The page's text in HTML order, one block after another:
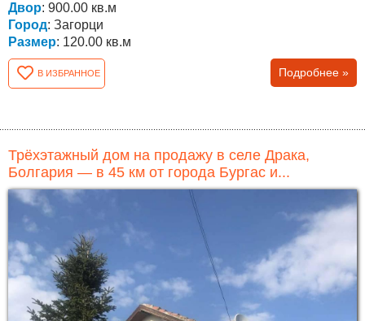
Двор: 900.00 кв.м
Город: Загорци
Размер: 120.00 кв.м
В ИЗБРАННОЕ Подробнее »
Трёхэтажный дом на продажу в селе Драка,
Болгария — в 45 км от города Бургас и...